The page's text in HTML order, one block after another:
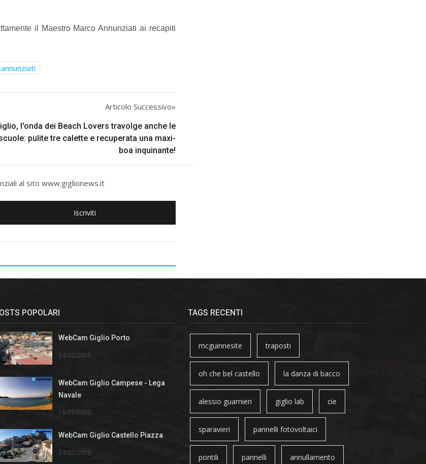
il Maestro Marco Annunziati ai recapiti
annunziati
Articolo Successivo»
l'onda dei Beach Lovers travolge anche le
pulite tre calette e recuperata una maxi-
boa inquinante!
al sito www.giglionews.it
Iscriviti
POPOLARI
WebCam Giglio Porto
24/02/2010
WebCam Giglio Campese - Lega
Navale
16/01/2020
WebCam Giglio Castello Piazza
24/02/2010
TAGS RECENTI
mcguinnesite traposti
oh che bel castello la danza di bacco
alessio guarnieri giglio lab cie
sparavieri pannelli fotovoltaici
pontili pannelli annullamento